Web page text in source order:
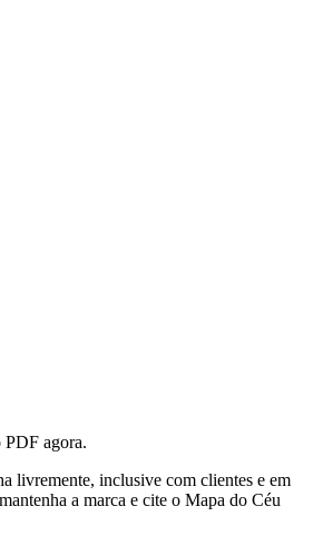
agora.
livremente, inclusive com clientes e em
a marca e cite o Mapa do Céu